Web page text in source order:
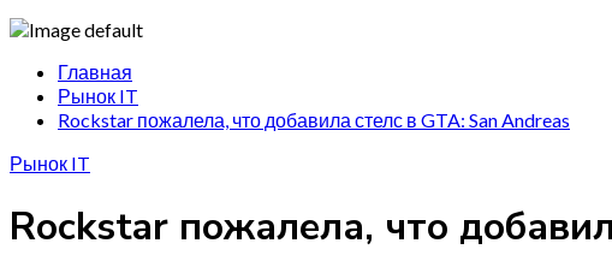
Главная
Рынок IT
Rockstar пожалела, что добавила стелс в GTA: San Andreas
Рынок IT
Rockstar пожалела, что